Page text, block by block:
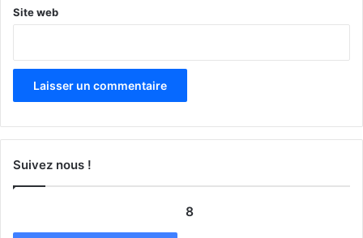
Site web
Suivez nous !
8